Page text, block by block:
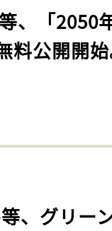
、「2050
料公開開
、グリー